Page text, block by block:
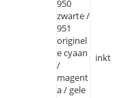
inkt